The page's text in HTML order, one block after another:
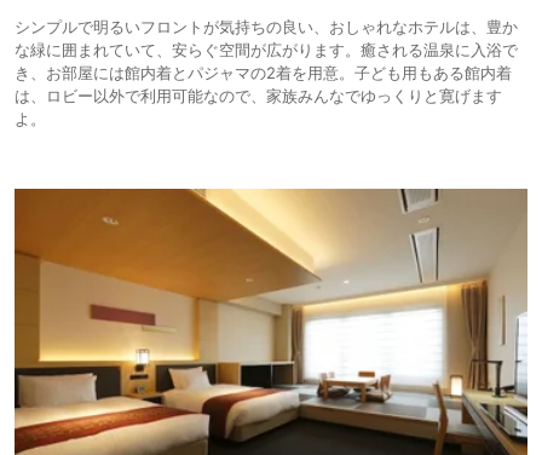
シンプルで明るいフロントが気持ちの良い、おしゃれなホテルは、豊か
な緑に囲まれていて、安らぐ空間が広がります。癒される温泉に入浴で
き、お部屋には館内着とパジャマの2着を用意。子ども用もある館内着
は、ロビー以外で利用可能なので、家族みんなでゆっくりと寛げます
よ。